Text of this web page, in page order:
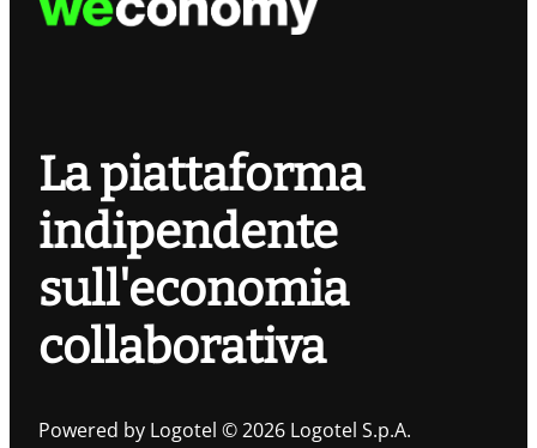
La piattaforma
indipendente
sull'economia
collaborativa
Powered by Logotel © 2026 Logotel S.p.A.